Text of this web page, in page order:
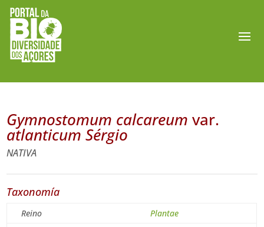
Gymnostomum calcareum var.
atlanticum Sérgio
NATIVA
Taxonomía
Reino
Plantae